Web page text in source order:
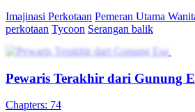
Imajinasi Perkotaan Pemeran Utama
perkotaan Tycoon Serangan balik
Pewaris Terakhir dari Gunung
Chapters: 74